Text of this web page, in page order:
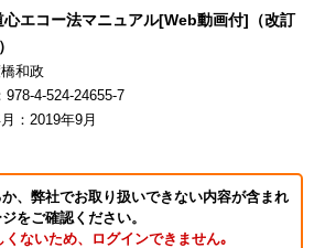
心エコー法マニュアル[Web動画付]（改訂
和政
978-4-524-24655-7
：2019年9月
、弊社でお取り扱いできない内容が含まれ
をご確認ください。
ないため、ログインできません｡